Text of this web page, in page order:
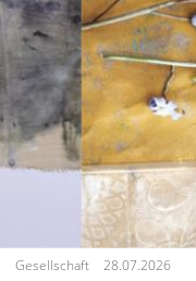
Gesellschaft 28.07.2026